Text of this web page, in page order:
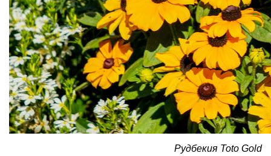
Рудбекия Toto Gold